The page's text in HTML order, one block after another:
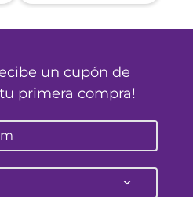
un cupón de
primera compra!